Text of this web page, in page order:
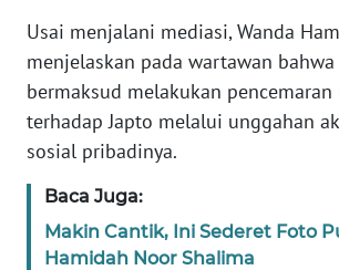
Usai menjalani mediasi, Wanda
menjelaskan pada wartawan
bermaksud melakukan
terhadap Japto melalui unggahan
sosial pribadinya.
Baca Juga:
Makin Cantik, Ini Sederet Foto
Hamidah Noor Shalima
News
Regional
WN
SUMUT
WN
JAKARTA